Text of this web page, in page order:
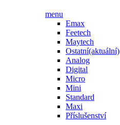
menu
Emax
Feetech
Maytech
Ostatní(aktuální)
Analog
Digital
Micro
Mini
Standard
Maxi
Příslušenství